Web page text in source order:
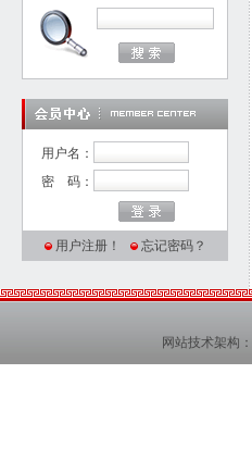
用户名：
密 码：
用户注册！ 忘记密码？
网站技术架构：